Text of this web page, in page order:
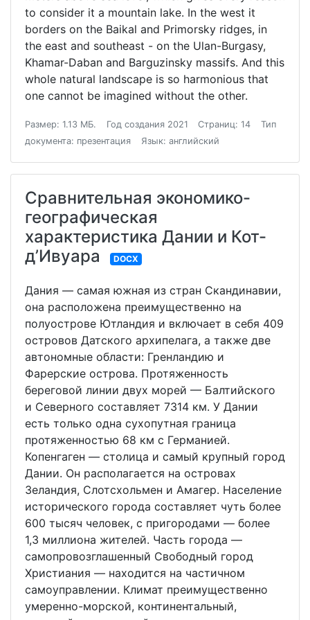
to consider it a mountain lake. In the west it
borders on the Baikal and Primorsky ridges, in
the east and southeast - on the Ulan-Burgasy,
Khamar-Daban and Barguzinsky massifs. And this
whole natural landscape is so harmonious that
one cannot be imagined without the other.
Размер: 1.13 МБ. Год создания 2021 Страниц: 14
Тип
документа: презентация
Язык: английский
Сравнительная экономико-
географическая
характеристика Дании и Кот-
д’Ивуара
DOCX
Дания — самая южная из стран Скандинавии,
она расположена преимущественно на
полуострове Ютландия и включает в себя 409
островов Датского архипелага, а также две
автономные области: Гренландию и
Фарерские острова. Протяженность
береговой линии двух морей — Балтийского
и Северного составляет 7314 км. У Дании
есть только одна сухопутная граница
протяженностью 68 км с Германией.
Копенгаген — столица и самый крупный город
Дании. Он располагается на островах
Зеландия, Слотсхольмен и Амагер. Население
исторического города составляет чуть более
600 тысяч человек, с пригородами — более
1,3 миллиона жителей. Часть города —
самопровозглашенный Свободный город
Христиания — находится на частичном
самоуправлении. Климат преимущественно
умеренно-морской, континентальный,